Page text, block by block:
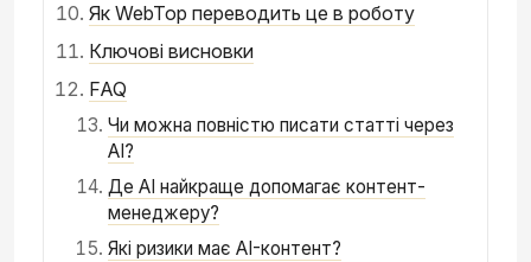
Як WebTop переводить це в роботу
Ключові висновки
FAQ
Чи можна повністю писати статті через
AI?
Де AI найкраще допомагає контент-
менеджеру?
Які ризики має AI-контент?